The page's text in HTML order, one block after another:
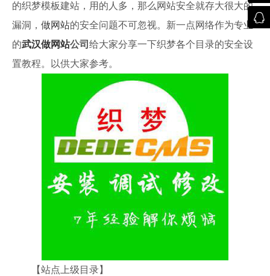
的织梦模板建站，用的人多，那么网站安全就存大很大的
漏洞， 做网站的安全问题不可忽视。新一点网络作为专业
的武汉做网站公司 给大家分享一下织梦各个目录的安全设
置教程。以供大家参考。
【站点上级目录】
